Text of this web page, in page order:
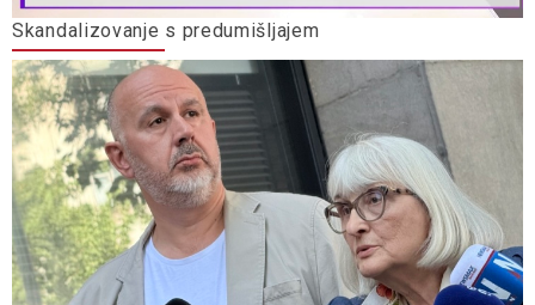
Skandalizovanje s predumišljajem